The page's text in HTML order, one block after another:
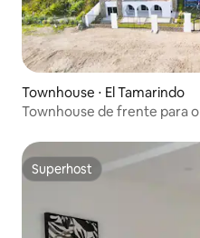
Townhouse ⋅ El Tamarindo
Townhouse de frente para
Superhost
Superhost